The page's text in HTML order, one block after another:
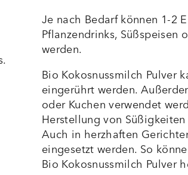
Je nach Bedarf können 1-2
Pflanzendrinks,
werden.
Bio Kokosnussmilch Pulver
eingerührt werden.
oder Kuchen verwendet
Herstellung von
Auch in herzhaften
eingesetzt werden. So
Bio Kokosnussmilch Pulver